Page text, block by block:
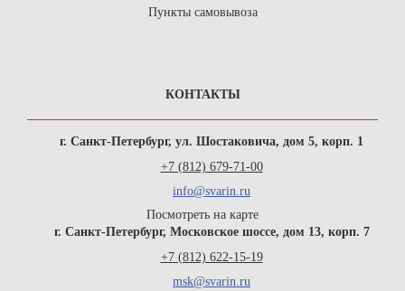
Пункты самовывоза
КОНТАКТЫ
г. Санкт-Петербург, ул. Шостаковича, дом 5, корп. 1
+7 (812) 679-71-00
info@svarin.ru
Посмотреть на карте
г. Санкт-Петербург, Московское шоссе, дом 13, корп. 7
+7 (812) 622-15-19
msk@svarin.ru